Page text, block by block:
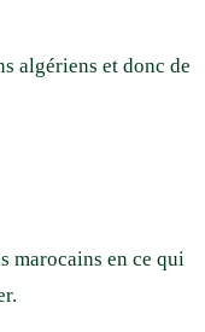
algériens et donc de
marocains en ce qui